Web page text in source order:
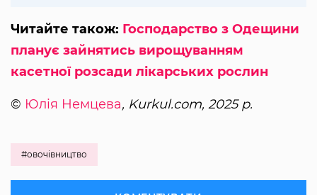
Читайте також: Господарство з Одещини
планує зайнятись вирощуванням
касетної розсади лікарських рослин
© Юлія Немцева, Kurkul.com, 2025 р.
#овочівництво